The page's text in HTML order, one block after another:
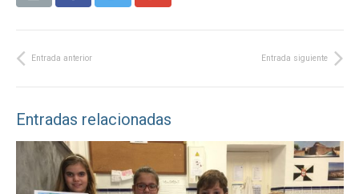
Entrada anterior Entrada siguiente
Entradas relacionadas